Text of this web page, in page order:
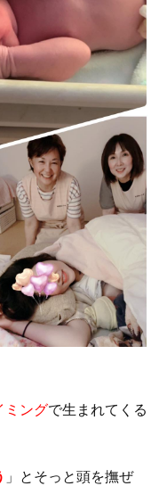
ミングで生まれてくる
」とそっと頭を撫ぜ